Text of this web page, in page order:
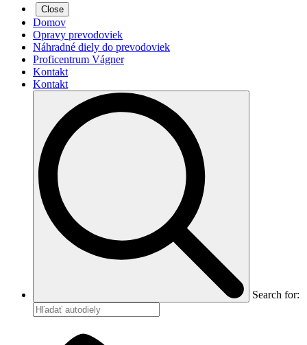
Close
Domov
Opravy prevodoviek
Náhradné diely do prevodoviek
Proficentrum Vágner
Kontakt
Kontakt
Search for: